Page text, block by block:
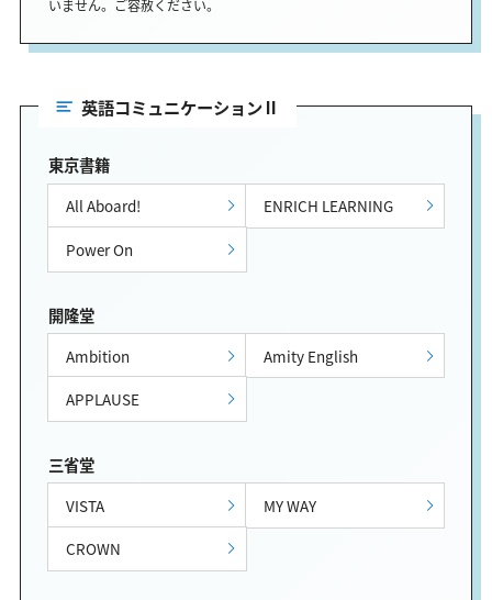
いません。ご容赦ください。
英語コミュニケーションⅡ
東京書籍
All Aboard!
ENRICH LEARNING
Power On
開隆堂
Ambition
Amity English
APPLAUSE
三省堂
VISTA
MY WAY
CROWN